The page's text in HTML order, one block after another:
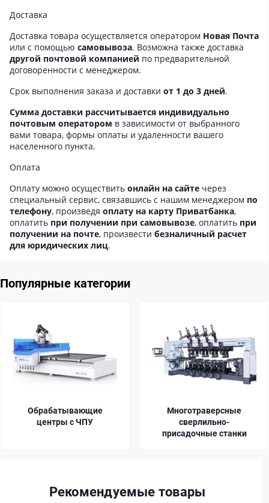
Доставка
Доставка товара осуществляется оператором Новая Почта
или с помощью самовывоза. Возможна также доставка
другой почтовой компанией по предварительной
договоренности с менеджером.
Срок выполнения заказа и доставки от 1 до 3 дней.
Сумма доставки рассчитывается индивидуально
почтовым оператором в зависимости от выбранного
вами товара, формы оплаты и удаленности вашего
населенного пункта.
Оплата
Оплату можно осуществить онлайн на сайте через
специальный сервис, связавшись с нашим менеджером по
телефону, произведя оплату на карту Приватбанка,
оплатить при получении при самовывозе, оплатить при
получении на почте, произвести безналичный расчет
для юридических лиц.
Популярные категории
Обрабатывающие
центры с ЧПУ
Многотраверсные
сверлильно-
присадочные станки
Рекомендуемые товары